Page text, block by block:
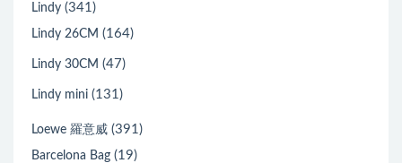
Lindy (341)
Lindy 26CM (164)
Lindy 30CM (47)
Lindy mini (131)
Loewe 羅意威 (391)
Barcelona Bag (19)